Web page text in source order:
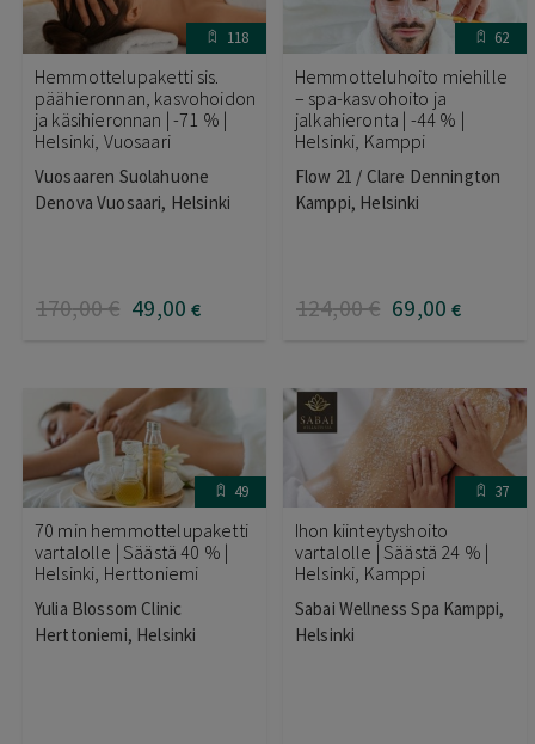
118
Hemmottelupaketti sis.
päähieronnan, kasvohoidon
ja käsihieronnan | -71 % |
Helsinki, Vuosaari
Vuosaaren Suolahuone
Denova Vuosaari, Helsinki
170,00€ 49,00 €
62
Hemmotteluhoito miehille
– spa-kasvohoito ja
jalkahieronta | -44 % |
Helsinki, Kamppi
Flow 21 / Clare Dennington
Kamppi, Helsinki
124,00€ 69,00 €
49
70 min hemmottelupaketti
vartalolle | Säästä 40 % |
Helsinki, Herttoniemi
Yulia Blossom Clinic
Herttoniemi, Helsinki
37
Ihon kiinteytyshoito
vartalolle | Säästä 24 % |
Helsinki, Kamppi
Sabai Wellness Spa Kamppi,
Helsinki